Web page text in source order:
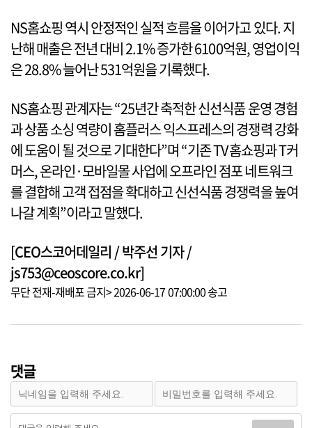
NS홈쇼핑 역시 안정적인 실적 흐름을 이어가고 있다. 지
난해 매출은 전년 대비 2.1% 증가한 6100억원, 영업이익
은 28.8% 늘어난 531억원을 기록했다.
NS홈쇼핑 관계자는 “25년간 축적한 신선식품 운영 경험
과 상품 소싱 역량이 홈플러스 익스프레스의 경쟁력 강화
에 도움이 될 것으로 기대한다”며 “기존 TV홈쇼핑과 T커
머스, 온라인·모바일몰 사업에 오프라인 점포 네트워크
를 결합해 고객 접점을 확대하고 신선식품 경쟁력을 높여
나갈 계획”이라고 말했다.
[CEO스코어데일리 / 박주선 기자 /
js753@ceoscore.co.kr]
무단 전재-재배포 금지> 2026-06-17 07:00:00 송고
댓글